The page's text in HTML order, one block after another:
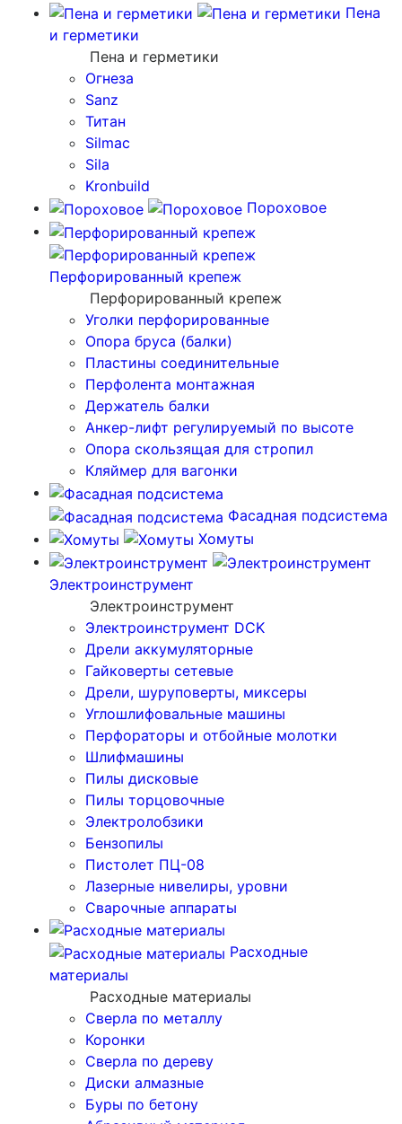
Пена
и герметики
Пена и герметики
Огнеза
Sanz
Титан
Silmac
Sila
Kronbuild
Пороховое
Перфорированный крепеж
Перфорированный крепеж
Уголки перфорированные
Опора бруса (балки)
Пластины соединительные
Перфолента монтажная
Держатель балки
Анкер-лифт регулируемый по высоте
Опора скользящая для стропил
Кляймер для вагонки
Фасадная подсистема
Хомуты
Электроинструмент
Электроинструмент
Электроинструмент DCK
Дрели аккумуляторные
Гайковерты сетевые
Дрели, шуруповерты, миксеры
Углошлифовальные машины
Перфораторы и отбойные молотки
Шлифмашины
Пилы дисковые
Пилы торцовочные
Электролобзики
Бензопилы
Пистолет ПЦ-08
Лазерные нивелиры, уровни
Сварочные аппараты
Расходные
материалы
Расходные материалы
Сверла по металлу
Коронки
Сверла по дереву
Диски алмазные
Буры по бетону